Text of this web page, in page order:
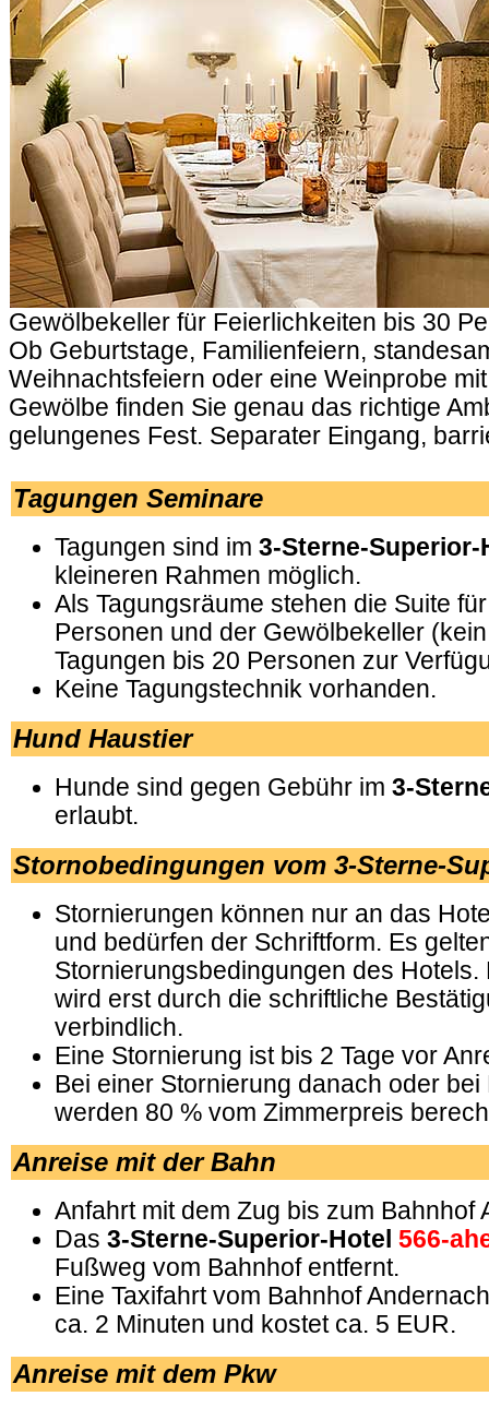
Gewölbekeller für Feierlichkeiten bis 30
Ob Geburtstage, Familienfeiern,
Weihnachtsfeiern oder eine Weinprobe
Gewölbe finden Sie genau das richtige
gelungenes Fest. Separater Eingang,
Tagungen Seminare
Tagungen sind im 3-Sterne-
kleineren Rahmen möglich.
Als Tagungsräume stehen die Suite
Personen und der Gewölbekeller
Tagungen bis 20 Personen zur
Keine Tagungstechnik vorhanden.
Hund Haustier
Hunde sind gegen Gebühr im 3-
erlaubt.
Stornobedingungen vom 3-Sterne-
Stornierungen können nur an das
und bedürfen der Schriftform. Es
Stornierungsbedingungen des Hotels.
wird erst durch die schriftliche
verbindlich.
Eine Stornierung ist bis 2 Tage vor
Bei einer Stornierung danach oder
werden 80 % vom Zimmerpreis
Anreise mit der Bahn
Anfahrt mit dem Zug bis zum Bahnhof
Das 3-Sterne-Superior-Hotel 566-
Fußweg vom Bahnhof entfernt.
Eine Taxifahrt vom Bahnhof
ca. 2 Minuten und kostet ca. 5 EUR.
Anreise mit dem Pkw